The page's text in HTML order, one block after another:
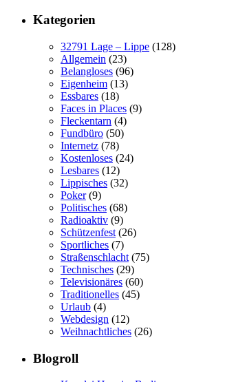
Kategorien
32791 Lage – Lippe (128)
Allgemein (23)
Belangloses (96)
Eigenheim (13)
Essbares (18)
Faces in Places (9)
Fleckentarn (4)
Fundbüro (50)
Internetz (78)
Kostenloses (24)
Lesbares (12)
Lippisches (32)
Poker(9)
Politisches (68)
Radioaktiv (9)
Schützenfest (26)
Sportliches (7)
Straßenschlacht (75)
Technisches (29)
Televisionäres (60)
Traditionelles (45)
Urlaub (4)
Webdesign (12)
Weihnachtliches (26)
Blogroll